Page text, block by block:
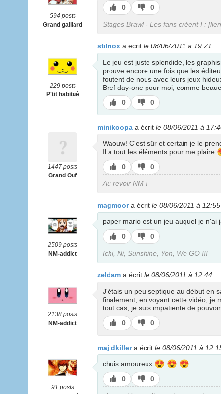
594 posts
Grand gaillard
J’aime
0
J’aime
pas
0
Stages Brawl - Les fans créent ! :
229 posts
P'tit habitué
stilnox a écrit le 08/06/2011 à 19:21
Le jeu est juste splendide, les
prouve encore une fois que les
foutent de nous avec leurs jeux
Bref day-one pour moi, comme
J’aime
0
J’aime
pas
0
1447 posts
Grand Ouf
minikoopa a écrit le 08/06/2011 à
Waouw! C'est sûr et certain je le
Il a tout les éléments pour me plaire
J’aime
0
J’aime
pas
0
Au revoir NM !
2509 posts
NM-addict
magmoora écrit le 08/06/2011 à 12:55
paper mario est un jeu auquel je n'ai
J’aime
0
J’aime
pas
0
Ichi, Ni, Sunshine, Yon, We GO !!!
2138 posts
NM-addict
zeldam a écrit le 08/06/2011 à 12:44
J'étais un peu septique au début en
finalement, en voyant cette vidéo, je
tout cas, je suis impatiente de pouvoir
J’aime
0
J’aime
pas
0
91 posts
majidkillera écrit le 08/06/2011 à
chuis amoureux 😍 😍 😍
J’aime
0
J’aime
pas
0